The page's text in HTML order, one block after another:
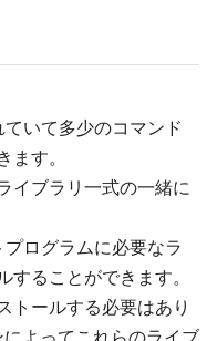
いて多少のコマンド
す。
イブラリ一式の一緒に
ログラムに必要なラ
ることができます。
トールする必要はあり
よってこれらのライブ